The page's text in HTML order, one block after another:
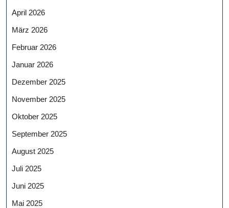
April 2026
März 2026
Februar 2026
Januar 2026
Dezember 2025
November 2025
Oktober 2025
September 2025
August 2025
Juli 2025
Juni 2025
Mai 2025